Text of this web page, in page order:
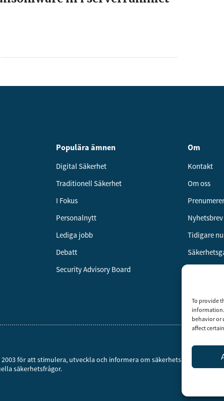
To provide
behavior or
affect
Populära ämnen
Digital Säkerhet
Traditionell Säkerhet
I Fokus
Personalnytt
Lediga jobb
Debatt
Security Advisory Board
Om
Kontakt
Om oss
Nyhetsbrev
Tidigare
Vår
för att stimulera, utveckla och informera om säkerhetsarbetet i
säkerhetsfrågor.